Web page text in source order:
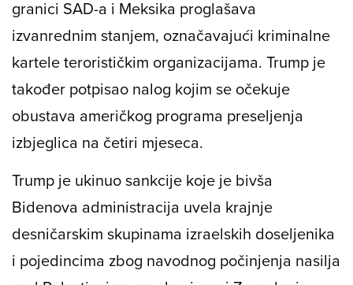
granici SAD-a i Meksika proglašava
izvanrednim stanjem, označavajući kriminalne
kartele terorističkim organizacijama. Trump je
također potpisao nalog kojim se očekuje
obustava američkog programa preseljenja
izbjeglica na četiri mjeseca.
Trump je ukinuo sankcije koje je bivša
Bidenova administracija uvela krajnje
desničarskim skupinama izraelskih doseljenika
i pojedincima zbog navodnog počinjenja nasilja